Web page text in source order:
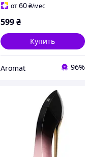
от60₴/мес
599₴
Купить
Aromat 96%